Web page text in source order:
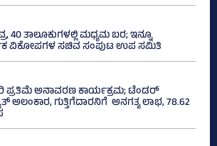
40 ತಾಲೂಕುಗಳಲ್ಲಿ ಮಧ್ಯಮ ಬರ; ಇನ್ನೂ
ವಿಕೋಪಗಳ ಸಚಿವ ಸಂಪುಟ ಉಪ ಸಮಿತಿ
ಪ್ರತಿಮೆ ಅನಾವರಣ ಕಾರ್ಯಕ್ರಮ; ಟೆಂಡರ್
ಅಲಂಕಾರ, ಗುತ್ತಿಗೆದಾರನಿಗೆ ಅನಗತ್ಯ ಲಾಭ, 78.62